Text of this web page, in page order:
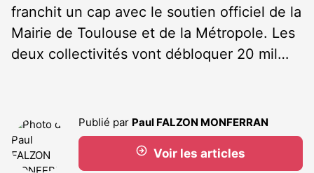
franchit un cap avec le soutien officiel de la
Mairie de Toulouse et de la Métropole. Les
deux collectivités vont débloquer 20 mil…
Publié par Paul FALZON MONFERRAN
Voir les articles